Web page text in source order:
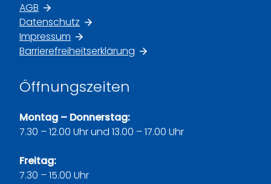
Menge und Zusammensetzung
des Kältemittels, die
Ausdehnungsgefäße und die
elektrischen Verbindungen
überprüft. Des Weiteren umfasst
die Wartung auch eine Wartung
des Wärmeverteilsystems, der
Warmwasserbereitung und des
Zubehörs, wie Pumpen oder Filter.
Luft-Wasser- und Sole-Wasser-
AGB
Datenschutz
Impressum
Barrierefreiheitserklärung
Öffnungszeiten
Montag – Donnerstag:
7.30 – 12.00 Uhr und 13.00 – 17.00 Uhr
Freitag:
7.30 – 15.00 Uhr